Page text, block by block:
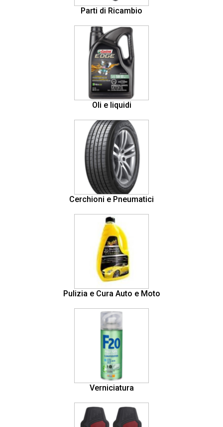
Parti di Ricambio
Oli e liquidi
Cerchioni e Pneumatici
Pulizia e Cura Auto e Moto
Verniciatura